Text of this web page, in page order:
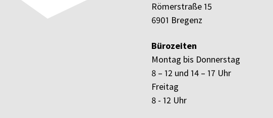
Römerstraße 15
6901 Bregenz
Bürozeiten
Montag bis Donnerstag
8 – 12 und 14 – 17 Uhr
Freitag
8 - 12 Uhr